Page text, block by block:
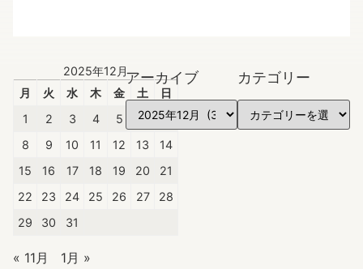
2025年12月
月
火 水 木 金 土
日
1
2 3 4 5 6
7
8
9 10 11 12 13
14
15
16 17 18 19 20
21
22
23 24 25 26 27
28
29
30 31
« 11月 1月 »
アーカイブ カテゴリー